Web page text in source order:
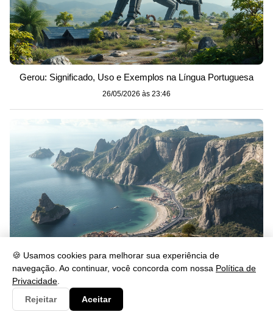
🍪 Usamos cookies para melhorar sua experiência de
navegação. Ao continuar, você concorda com nossa Política de
Privacidade
Rejeitar
Aceitar
Gerou: Significado, Uso e Exemplos na Língua Portuguesa
26/05/2026 às 23:46
Se lascar: significado, uso e exemplos na prática
26/05/2026 às 23:46